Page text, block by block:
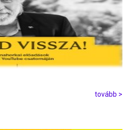
tovább >